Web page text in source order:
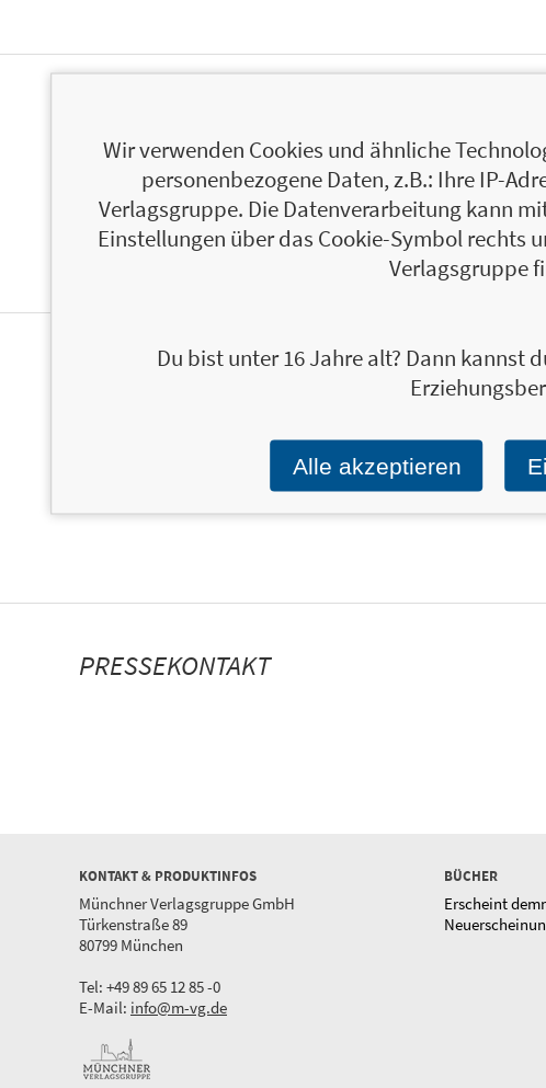
PERSONALISIERTE
PRESSEKONTAKT
KONTAKT & PRODUKTINFOS
Münchner Verlagsgruppe GmbH
Türkenstraße 89
80799 München
Tel: +49 89 65 12 85 -0
E-Mail: info@m-vg.de
BÜCHER
Erscheint
Wir verwenden Cookies und ähnliche
personenbezogene Daten, z.B.: Ihre IP-
Verlagsgruppe. Die Datenverarbeitung kann
Einstellungen über das Cookie-Symbol rechts
Verlagsgruppe
Du bist unter 16 Jahre alt? Dann kannst
Alle akzeptieren